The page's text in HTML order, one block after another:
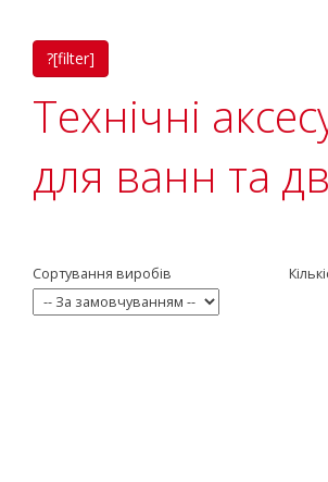
?[filter]
Технічні
для ванн та
Сортування виробів